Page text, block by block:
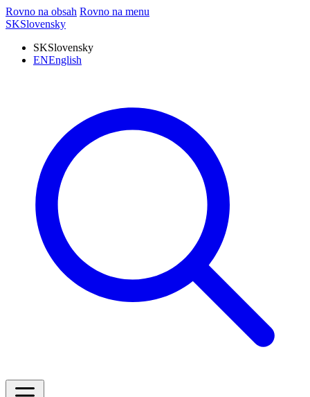
Rovno na obsah Rovno na menu
SKSlovensky
SKSlovensky
ENEnglish